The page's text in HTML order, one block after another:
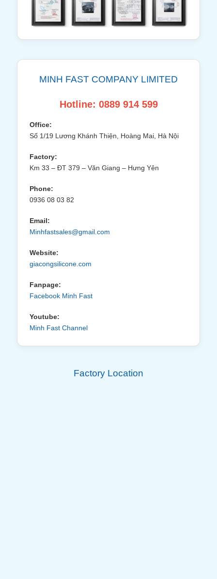
MINH FAST COMPANY LIMITED
Hotline: 0889 914 599
Office:
Số 1/19 Lương Khánh Thiện, Hoàng Mai, Hà Nội
Factory:
Km 33 – ĐT 379 – Văn Giang – Hưng Yên
Phone:
0936 08 03 82
Email:
Minhfastsales@gmail.com
Website:
giacongsilicone.com
Fanpage:
Facebook Minh Fast
Youtube:
Minh Fast Channel
Factory Location